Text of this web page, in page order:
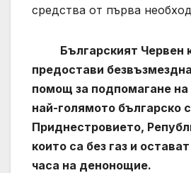
средства от първа
Българският Червен
предостави
помощ за подпомагане
най-голямото българско
Приднестровието,
които са без газ и
часа на денонощие.